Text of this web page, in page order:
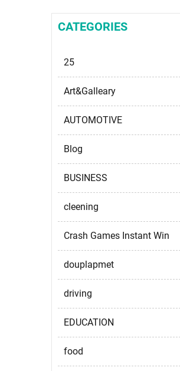
CATEGORIES
25
Art&Galleary
AUTOMOTIVE
Blog
BUSINESS
cleening
Crash Games Instant Win
douplapmet
driving
EDUCATION
food